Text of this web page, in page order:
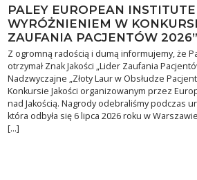
PALEY EUROPEAN
WYRÓŻNIENIEM W
ZAUFANIA PACJENTÓW 2026”
Z ogromną radością i dumą informujemy, że
otrzymał Znak Jakości „Lider Zaufania
Nadzwyczajne „Złoty Laur w Obsłudze
Konkursie Jakości organizowanym przez
nad Jakością. Nagrody odebraliśmy podczas
która odbyła się 6 lipca 2026 roku w
[…]